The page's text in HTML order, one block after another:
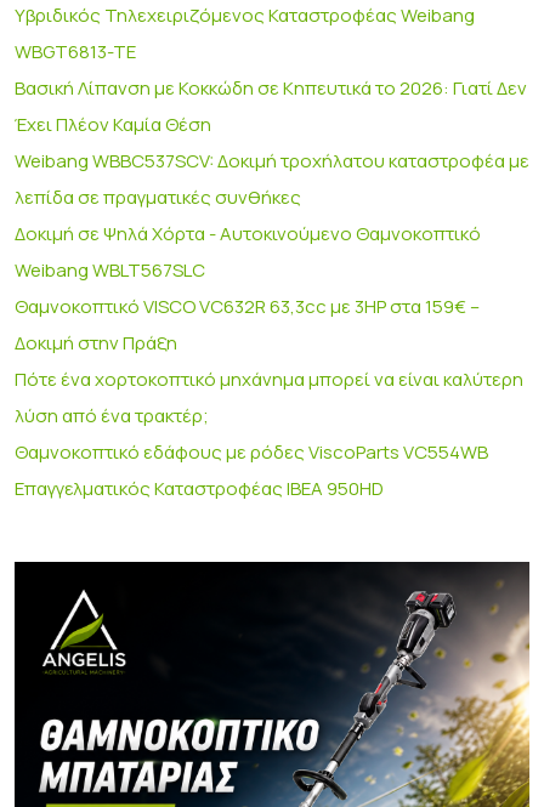
Υβριδικός Τηλεχειριζόμενος Καταστροφέας Weibang
WBGT6813-TE
Βασική Λίπανση με Κοκκώδη σε Κηπευτικά το 2026: Γιατί Δεν
Έχει Πλέον Καμία Θέση
Weibang WBBC537SCV: Δοκιμή τροχήλατου καταστροφέα με
λεπίδα σε πραγματικές συνθήκες
Δοκιμή σε Ψηλά Χόρτα - Αυτοκινούμενο Θαμνοκοπτικό
Weibang WBLT567SLC
Θαμνοκοπτικό VISCO VC632R 63,3cc με 3HP στα 159€ –
Δοκιμή στην Πράξη
Πότε ένα χορτοκοπτικό μηχάνημα μπορεί να είναι καλύτερη
λύση από ένα τρακτέρ;
Θαμνοκοπτικό εδάφους με ρόδες ViscoParts VC554WB
Επαγγελματικός Καταστροφέας IBEA 950HD